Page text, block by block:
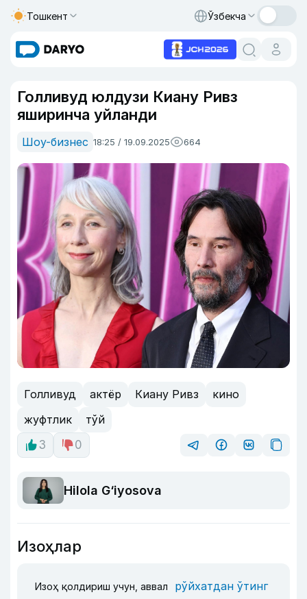
Тошкент Ўзбекча
Голливуд юлдузи Киану Ривз
яширинча уйланди
Шоу-бизнес 18:25 / 19.09.2025 664
Голливуд актёр Киану Ривз
кино
жуфтлик
тўй
3
0
Hilola G‘iyosova
Изоҳлар
Изоҳ қолдириш учун, аввал рўйхатдан ўтинг